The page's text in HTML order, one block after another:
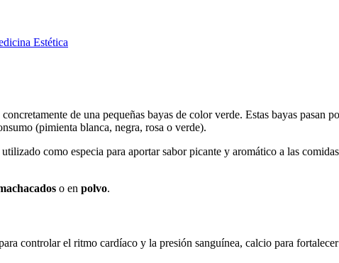
Estética
concretamente de una pequeñas bayas de color verde. Estas bayas pasan
(pimienta blanca, negra, rosa o verde).
como especia para aportar sabor picante y aromático a las
o en polvo.
controlar el ritmo cardíaco y la presión sanguínea, calcio para